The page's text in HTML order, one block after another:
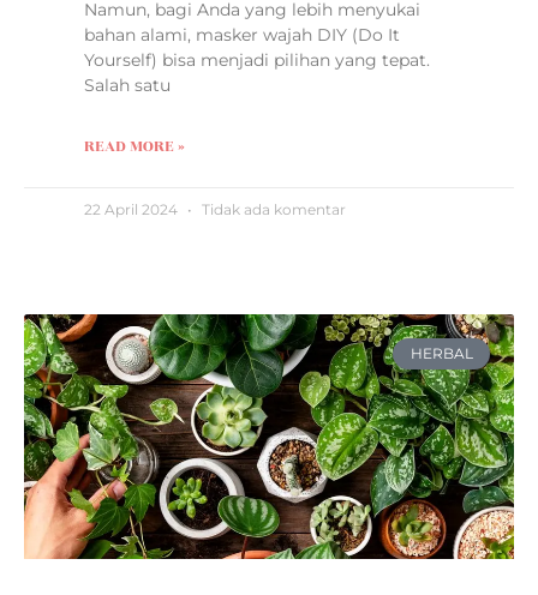
Namun, bagi Anda yang lebih menyukai
bahan alami, masker wajah DIY (Do It
Yourself) bisa menjadi pilihan yang tepat.
Salah satu
READ MORE »
22 April 2024 Tidak ada komentar
HERBAL